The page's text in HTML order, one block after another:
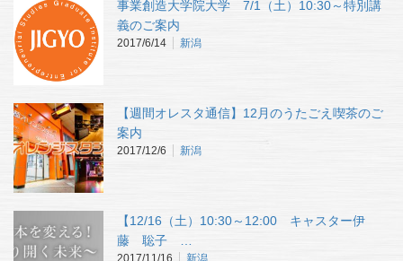
事業創造大学院大学 7/1（土）10:30～特別講
義のご案内
2017/6/14 新潟
【週間オレスタ通信】12月のうたごえ喫茶のご
案内
2017/12/6 新潟
【12/16（土）10:30～12:00 キャスター伊
藤 聡子 …